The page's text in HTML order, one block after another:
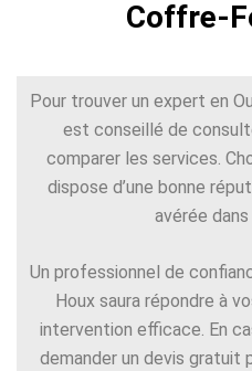
Coffre-
Pour trouver un expert en
est conseillé de
comparer les services.
dispose d’une bonne
avérée dans
Un professionnel de
Houx saura répondre à
intervention efficace. En
demander un devis gratuit